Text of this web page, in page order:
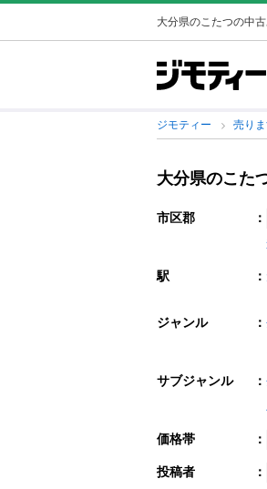
大分県のこたつの中
ジモティー 売り
大分県のこた
市区郡 ：
駅 ：
ジャンル ：
サブジャンル ：
価格帯 ：
投稿者 ：